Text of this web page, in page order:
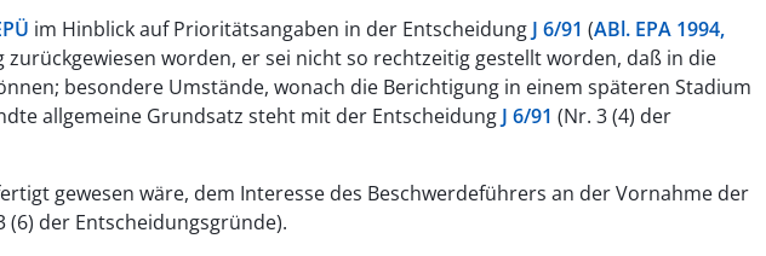
im Hinblick auf Prioritätsangaben in der Entscheidung J 6/91 (ABl. EPA 1994,
worden, er sei nicht so rechtzeitig gestellt worden, daß in die
besondere Umstände, wonach die Berichtigung in einem späteren Stadium
allgemeine Grundsatz steht mit der Entscheidung J 6/91 (Nr. 3 (4) der
gewesen wäre, dem Interesse des Beschwerdeführers an der Vornahme der
(6) der Entscheidungsgründe).